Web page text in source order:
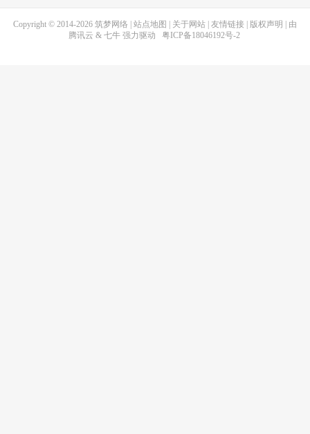
Copyright © 2014-2026 筑梦网络 站点地图 关于网站 友情链接 版权声明
| 由
腾讯云 & 七牛强力驱动 粤ICP备18046192号-2